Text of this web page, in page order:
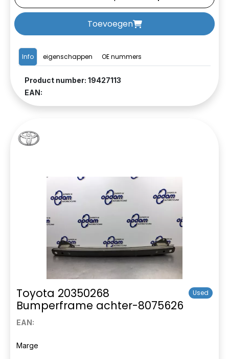
Info eigenschappen OE nummers
Product number: 19427113
EAN:
Toevoegen
Toyota 20350268
Bumperframe achter-8075626
Used
EAN:
Marge